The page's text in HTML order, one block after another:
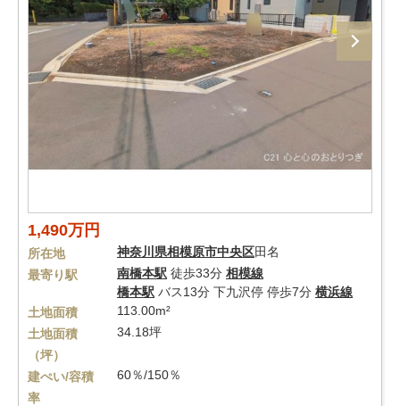
1,490万円
所在地 神奈川県相模原市中央区田名
最寄り駅
南橋本駅 徒歩33分 相模線
橋本駅 バス13分 下九沢停 停歩7分 横浜線
土地面積
113.00m²
土地面積
（坪）
34.18坪
建ぺい/容積
率
60％/150％